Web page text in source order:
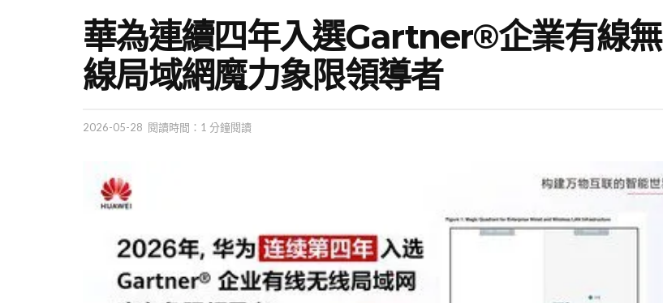
華為連續四年入選Gartner®企業有線無
線局域網魔力象限領導者
2026-05-28 閱讀時間：1 分鐘閱讀